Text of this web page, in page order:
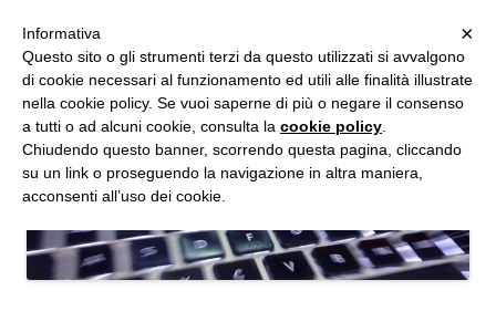
Vai
al
contenuto
Studio d'Informatica Forense
Perizie Informatiche Forensi, CTP e CTU in Processi Civili e Penali
MENU ×
Informativa
Questo sito o gli strumenti terzi da questo utilizzati si avvalgono
di cookie necessari al funzionamento ed utili alle finalità illustrate
nella cookie policy. Se vuoi saperne di più o negare il consenso
a tutti o ad alcuni cookie, consulta la cookie policy
Chiudendo questo banner, scorrendo questa pagina, cliccando
su un link o proseguendo la navigazione in altra maniera,
acconsenti all’uso dei cookie.